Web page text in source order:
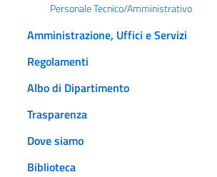
Personale Tecnico/Amministrativo
Amministrazione, Uffici e Servizi
Regolamenti
Albo di Dipartimento
Trasparenza
Dove siamo
Biblioteca